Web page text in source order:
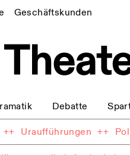
Geschäftskunden
Debatte
++ Uraufführungen ++